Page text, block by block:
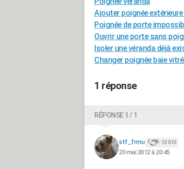
Ajouter poignée
Poignée de porte
Ouvrir une porte sans
Isoler une véranda déjà
Changer poignée baie
1 réponse
RÉPONSE 1 / 1
stf_frmu 12 510
20 mai 2012 à 20:45